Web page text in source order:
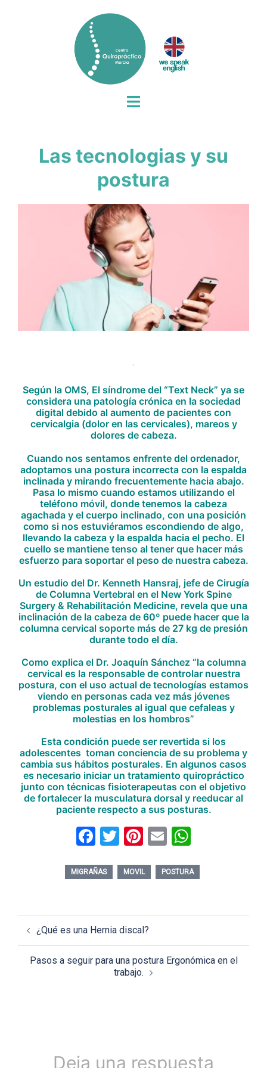
Alternar
Las tecnologias y su
postura
.
Según la OMS, El síndrome del “Text Neck” ya se
considera una patología crónica en la sociedad
digital debido al aumento de pacientes con
cervicalgia (dolor en las cervicales), mareos y
dolores de cabeza.
Cuando nos sentamos enfrente del ordenador,
adoptamos una postura incorrecta con la espalda
inclinada y mirando frecuentemente hacia abajo.
Pasa lo mismo cuando estamos utilizando el
teléfono móvil, donde tenemos la cabeza
agachada y el cuerpo inclinado, con una posición
como si nos estuviéramos escondiendo de algo,
llevando la cabeza y la espalda hacia el pecho. El
cuello se mantiene tenso al tener que hacer más
esfuerzo para soportar el peso de nuestra cabeza.
Un estudio del Dr. Kenneth Hansraj, jefe de Cirugía
de Columna Vertebral en el New York Spine
Surgery & Rehabilitación Medicine, revela que una
inclinación de la cabeza de 60º puede hacer que la
columna cervical soporte más de 27 kg de presión
durante todo el día.
Como explica el Dr. Joaquín Sánchez “la columna
cervical es la responsable de controlar nuestra
postura, con el uso actual de tecnologías estamos
viendo en personas cada vez más jóvenes
problemas posturales al igual que cefaleas y
molestias en los hombros”
Esta condición puede ser revertida si los
adolescentes toman conciencia de su problema y
cambia sus hábitos posturales. En algunos casos
es necesario iniciar un tratamiento quiropráctico
junto con técnicas fisioterapeutas con el objetivo
de fortalecer la musculatura dorsal y reeducar al
paciente respecto a sus posturas.
Facebook
TwitterPinterest
Email
MIGRAÑAS MOVIL POSTURA
Navegación
de
entradas
¿Qué es una Hernia discal?
Pasos a seguir para una postura Ergonómica en el
trabajo.
Deja una respuesta